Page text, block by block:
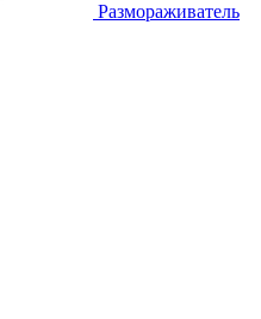
Размораживатель